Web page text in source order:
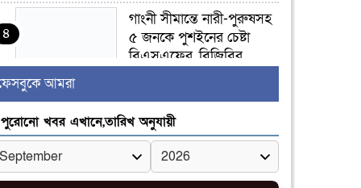
৪
গাংনী সীমান্তে নারী-পুরুষসহ
৫ জনকে পুশইনের চেষ্টা
বিএসএফের, বিজিবির
৫
ইবির জুলাই-৩৬ হলে
রুমমেটদের গোপন ছবি
প্রেমিকের কাছে পাঠানোর
অভিযোগ, ক্ষোভ ও আতঙ্ক
আমরা
পুরোনো খবর এখানে,তারিখ অনুযায়ী